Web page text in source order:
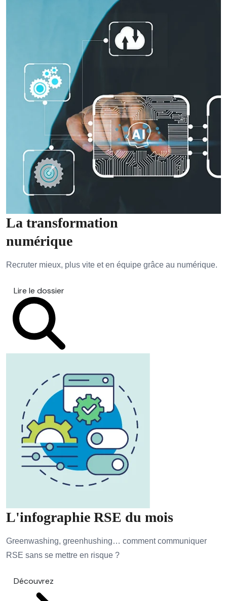
La transformation
numérique
Recruter mieux, plus vite et en équipe grâce au numérique.
Lire le dossier
L'infographie RSE du mois
Greenwashing, greenhushing… comment communiquer
RSE sans se mettre en risque ?
Découvrez